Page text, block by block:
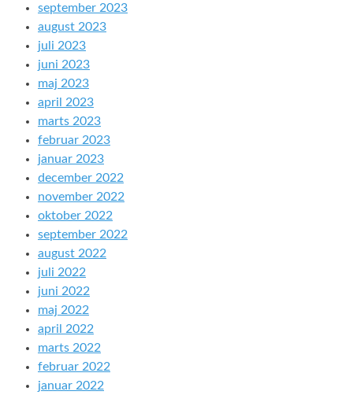
september 2023
august 2023
juli 2023
juni 2023
maj 2023
april 2023
marts 2023
februar 2023
januar 2023
december 2022
november 2022
oktober 2022
september 2022
august 2022
juli 2022
juni 2022
maj 2022
april 2022
marts 2022
februar 2022
januar 2022